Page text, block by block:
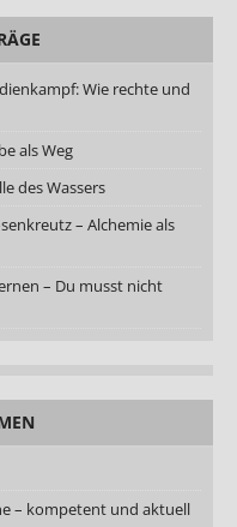
Wie rechte und
als Weg
des Wassers
– Alchemie als
– Du musst nicht
– kompetent und aktuell